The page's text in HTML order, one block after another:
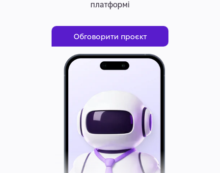
платформі
Обговорити проєкт